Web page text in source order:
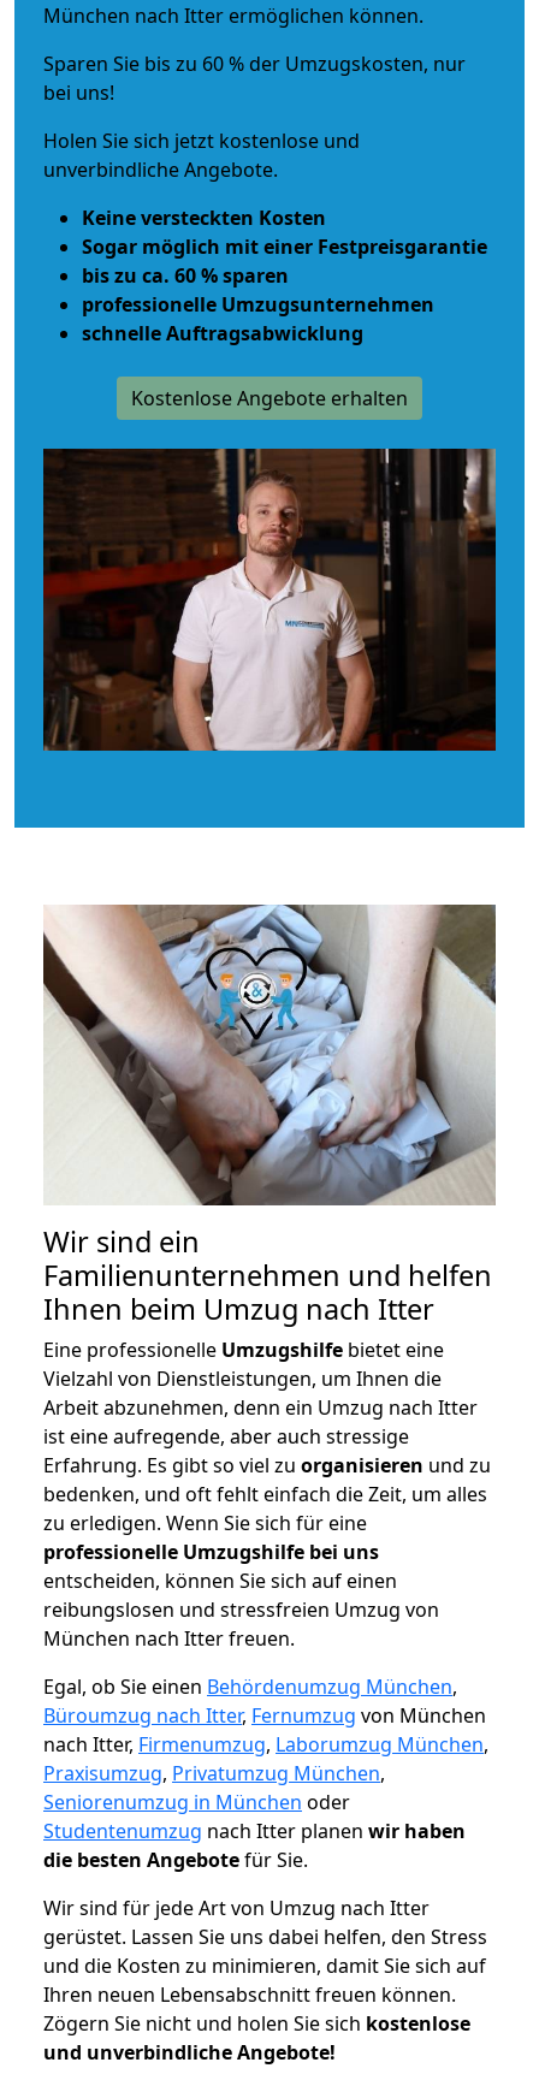
München nach Itter ermöglichen können.
Sparen Sie bis zu 60 % der Umzugskosten, nur
bei uns!
Holen Sie sich jetzt kostenlose und
unverbindliche Angebote.
Keine versteckten Kosten
Sogar möglich mit einer Festpreisgarantie
bis zu ca. 60 % sparen
professionelle Umzugsunternehmen
schnelle Auftragsabwicklung
Kostenlose Angebote erhalten
Wir sind ein
Familienunternehmen und helfen
Ihnen beim Umzug nach Itter
Eine professionelle Umzugshilfe bietet eine
Vielzahl von Dienstleistungen, um Ihnen die
Arbeit abzunehmen, denn ein Umzug nach Itter
ist eine aufregende, aber auch stressige
Erfahrung. Es gibt so viel zu organisieren und zu
bedenken, und oft fehlt einfach die Zeit, um alles
zu erledigen. Wenn Sie sich für eine
professionelle Umzugshilfe bei uns
entscheiden, können Sie sich auf einen
reibungslosen und stressfreien Umzug von
München nach Itter freuen.
Egal, ob Sie einen Behördenumzug München,
Büroumzug nach Itter, Fernumzug von München
nach Itter, Firmenumzug, Laborumzug München,
Praxisumzug, Privatumzug München,
Seniorenumzug in München oder
Studentenumzug nach Itter planen wir haben
die besten Angebotefür Sie.
Wir sind für jede Art von Umzug nach Itter
gerüstet. Lassen Sie uns dabei helfen, den Stress
und die Kosten zu minimieren, damit Sie sich auf
Ihren neuen Lebensabschnitt freuen können.
Zögern Sie nicht und holen Sie sich kostenlose
und unverbindliche Angebote!